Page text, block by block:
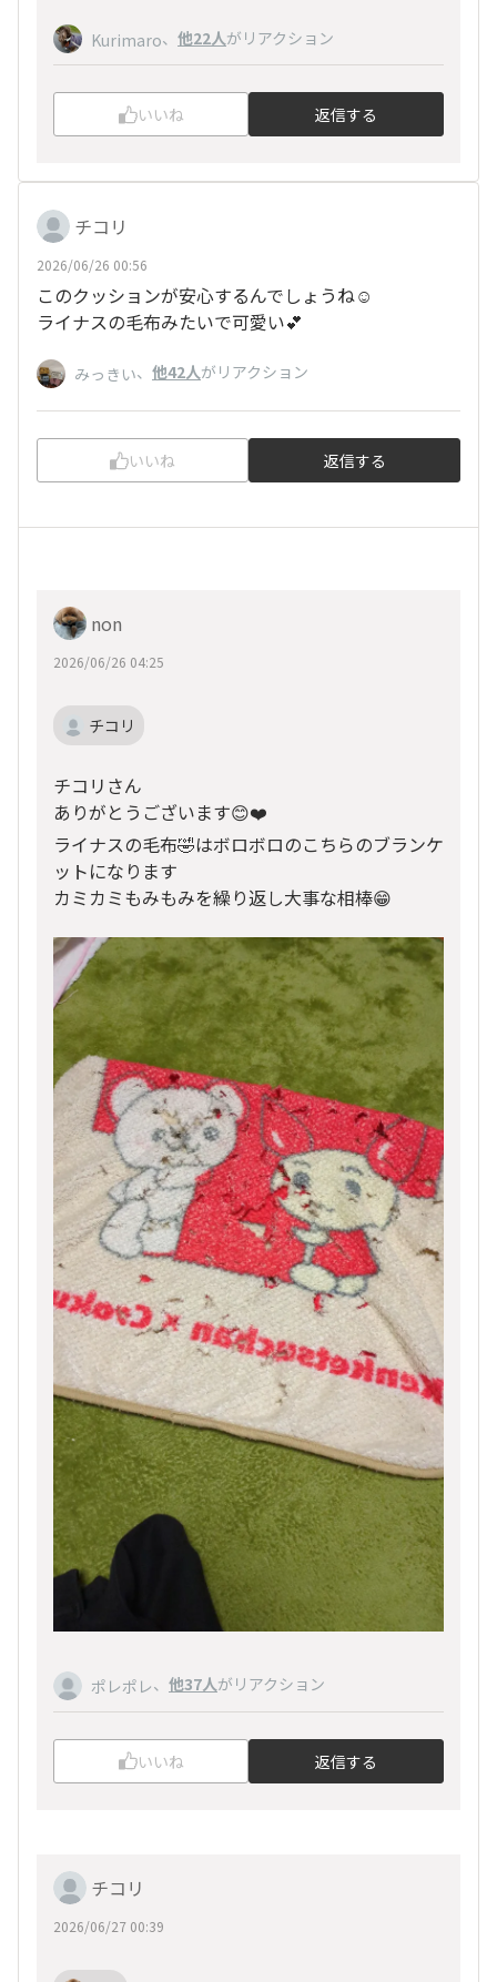
Kurimaro、 他22人がリアクション
いいね 返信する
チコリ
2026/06/26 00:56
このクッションが安心するんでしょうね☺️
ライナスの毛布みたいで可愛い💕
みっきい、 他42人がリアクション
いいね 返信する
non
2026/06/26 04:25
チコリ
チコリさん
ありがとうございます😊❤️
ライナスの毛布🤣はボロボロのこちらのブランケ
ットになります
カミカミもみもみを繰り返し大事な相棒😁
ポレポレ、 他37人がリアクション
いいね 返信する
チコリ
2026/06/27 00:39